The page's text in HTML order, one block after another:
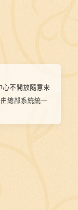
心不開放隨意來
由總部系統統一